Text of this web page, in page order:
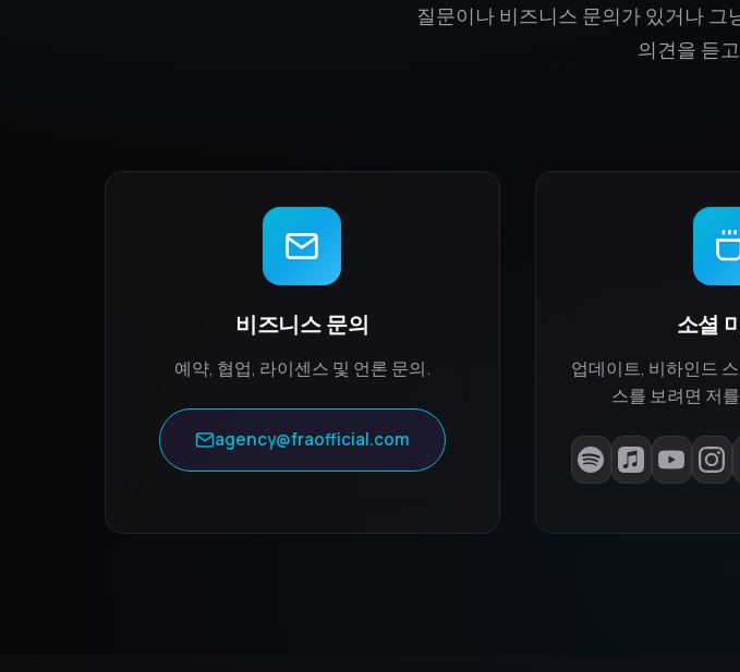
질문이나 비즈니스 문의가 있거나 그
의견을 듣
비즈니스 문의
예약, 협업, 라이센스 및 언론 문의.
agency@fraofficial.com
소셜
업데이트, 비하인드
스를 보려면 저